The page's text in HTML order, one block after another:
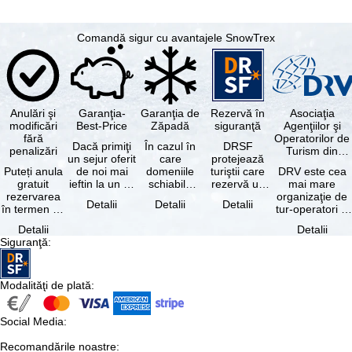
Comandă sigur cu avantajele SnowTrex
Anulări şi
modificări
fără
penalizări
Puteți anula
gratuit
rezervarea
în termen de
data
rezervării, …
Detalii
Garanţia-
Best-Price
Dacă primiţi
un sejur oferit
de noi mai
ieftin la un alt
cu aceleaşi …
Detalii
Garanţia de
Zăpadă
În cazul în
care
domeniile
schiabile
skipass-ul
Detalii
Rezervă în
siguranţă
DRSF
protejează
turiştii care
rezervă un
sau servicii
Detalii
Asociaţia
Agenţiilor şi
Operatorilor de
Turism din
DRV este cea
mai mare
organizaţie de
tur-operatori şi
turism din
Detalii
Siguranţă:
Modalităţi de plată:
Social Media:
Recomandările noastre: